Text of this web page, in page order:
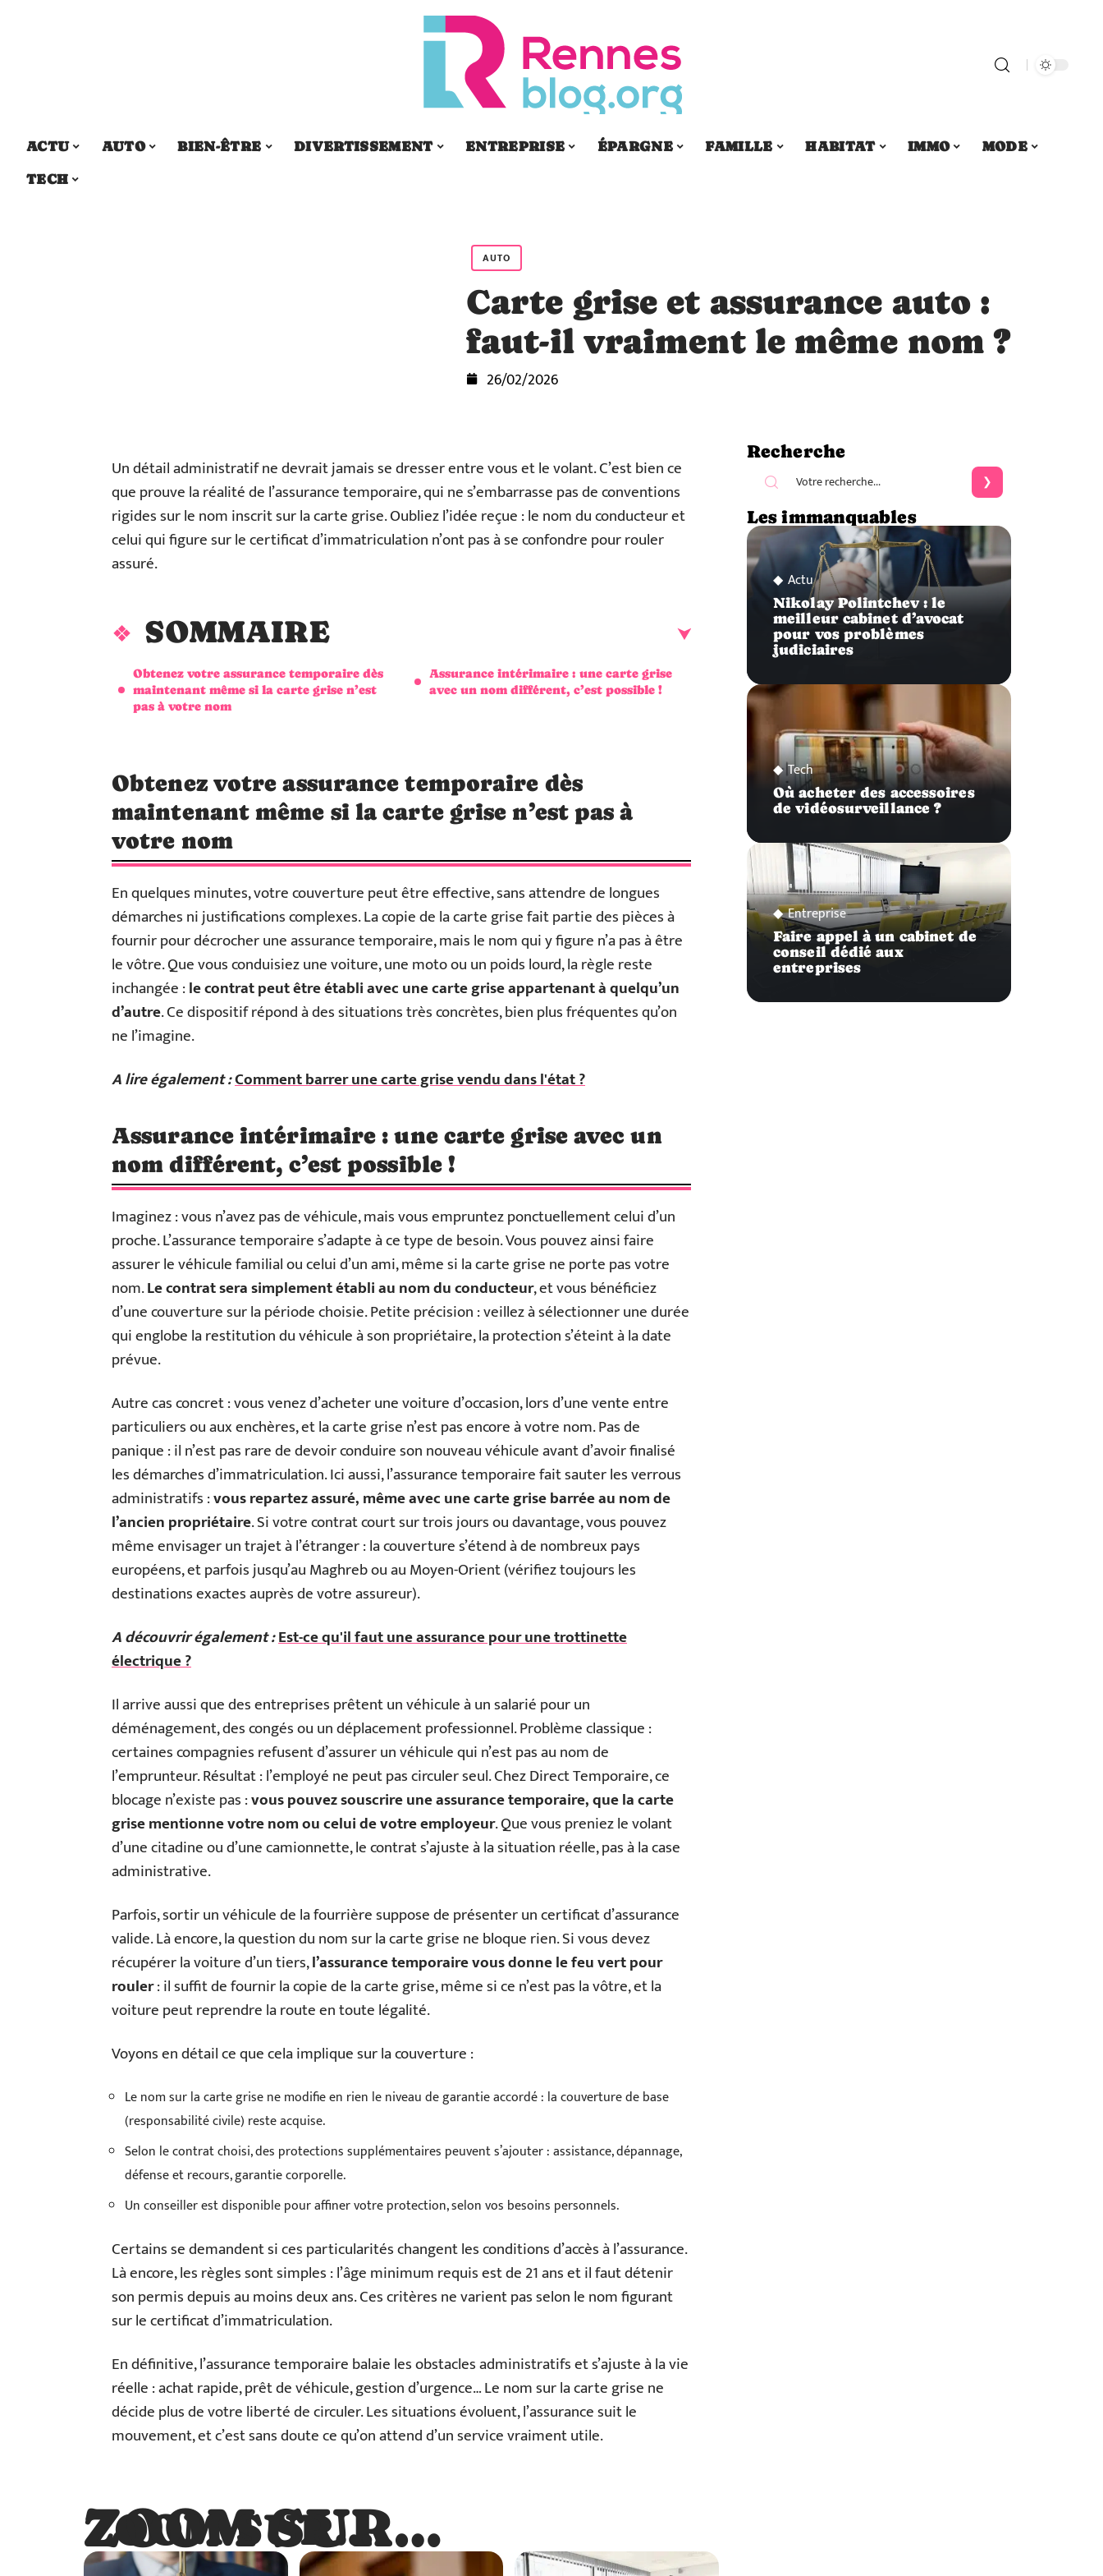
ACTU AUTO BIEN-ÊTRE DIVERTISSEMENT ENTREPRISE ÉPARGNE FAMILLE HABITAT IMMO
MODE
TECH
AUTO
Carte grise et assurance auto :
faut-il vraiment le même nom ?
26/02/2026
Un détail administratif ne devrait jamais se dresser entre vous et le volant. C’est bien ce
que prouve la réalité de l’assurance temporaire, qui ne s’embarrasse pas de conventions
rigides sur le nom inscrit sur la carte grise. Oubliez l’idée reçue : le nom du conducteur et
celui qui figure sur le certificat d’immatriculation n’ont pas à se confondre pour rouler
assuré.
SOMMAIRE
Obtenez votre assurance temporaire dès
maintenant même si la carte grise n’est
pas à votre nom
Assurance intérimaire : une carte grise
avec un nom différent, c’est possible !
Obtenez votre assurance temporaire dès
maintenant même si la carte grise n’est pas à
votre nom
En quelques minutes, votre couverture peut être effective, sans attendre de longues
démarches ni justifications complexes. La copie de la carte grise fait partie des pièces à
fournir pour décrocher une assurance temporaire, mais le nom qui y figure n’a pas à être
le vôtre. Que vous conduisiez une voiture, une moto ou un poids lourd, la règle reste
inchangée :le contrat peut être établi avec une carte grise appartenant à quelqu’un
d’autre. Ce dispositif répond à des situations très concrètes, bien plus fréquentes qu’on
ne l’imagine.
A lire également :Comment barrer une carte grise vendu dans l'état ?
Assurance intérimaire : une carte grise avec un
nom différent, c’est possible !
Imaginez : vous n’avez pas de véhicule, mais vous empruntez ponctuellement celui d’un
proche. L’assurance temporaire s’adapte à ce type de besoin. Vous pouvez ainsi faire
assurer le véhicule familial ou celui d’un ami, même si la carte grise ne porte pas votre
nom.Le contrat sera simplement établi au nom du conducteur, et vous bénéficiez
d’une couverture sur la période choisie. Petite précision : veillez à sélectionner une durée
qui englobe la restitution du véhicule à son propriétaire, la protection s’éteint à la date
prévue.
Autre cas concret : vous venez d’acheter une voiture d’occasion, lors d’une vente entre
particuliers ou aux enchères, et la carte grise n’est pas encore à votre nom. Pas de
panique : il n’est pas rare de devoir conduire son nouveau véhicule avant d’avoir finalisé
les démarches d’immatriculation. Ici aussi, l’assurance temporaire fait sauter les verrous
administratifs :vous repartez assuré, même avec une carte grise barrée au nom de
l’ancien propriétaire. Si votre contrat court sur trois jours ou davantage, vous pouvez
même envisager un trajet à l’étranger : la couverture s’étend à de nombreux pays
européens, et parfois jusqu’au Maghreb ou au Moyen-Orient (vérifiez toujours les
destinations exactes auprès de votre assureur).
A découvrir également :Est-ce qu'il faut une assurance pour une trottinette
électrique ?
Il arrive aussi que des entreprises prêtent un véhicule à un salarié pour un
déménagement, des congés ou un déplacement professionnel. Problème classique :
certaines compagnies refusent d’assurer un véhicule qui n’est pas au nom de
l’emprunteur. Résultat : l’employé ne peut pas circuler seul. Chez Direct Temporaire, ce
blocage n’existe pas :vous pouvez souscrire une assurance temporaire, que la carte
grise mentionne votre nom ou celui de votre employeur. Que vous preniez le volant
d’une citadine ou d’une camionnette, le contrat s’ajuste à la situation réelle, pas à la case
administrative.
Parfois, sortir un véhicule de la fourrière suppose de présenter un certificat d’assurance
valide. Là encore, la question du nom sur la carte grise ne bloque rien. Si vous devez
récupérer la voiture d’un tiers,l’assurance temporaire vous donne le feu vert pour
rouler: il suffit de fournir la copie de la carte grise, même si ce n’est pas la vôtre, et la
voiture peut reprendre la route en toute légalité.
Voyons en détail ce que cela implique sur la couverture :
Le nom sur la carte grise ne modifie en rien le niveau de garantie accordé : la couverture de base
(responsabilité civile) reste acquise.
Selon le contrat choisi, des protections supplémentaires peuvent s’ajouter : assistance, dépannage,
défense et recours, garantie corporelle.
Un conseiller est disponible pour affiner votre protection, selon vos besoins personnels.
Certains se demandent si ces particularités changent les conditions d’accès à l’assurance.
Là encore, les règles sont simples : l’âge minimum requis est de 21 ans et il faut détenir
son permis depuis au moins deux ans. Ces critères ne varient pas selon le nom figurant
sur le certificat d’immatriculation.
En définitive, l’assurance temporaire balaie les obstacles administratifs et s’ajuste à la vie
réelle : achat rapide, prêt de véhicule, gestion d’urgence… Le nom sur la carte grise ne
décide plus de votre liberté de circuler. Les situations évoluent, l’assurance suit le
mouvement, et c’est sans doute ce qu’on attend d’un service vraiment utile.
ZOOM SUR…
ZOOM SUR…
Recherche
Les immanquables
Actu
Nikolay Polintchev : le
meilleur cabinet d’avocat
pour vos problèmes
judiciaires
Tech
Où acheter des accessoires
de vidéosurveillance ?
Entreprise
Faire appel à un cabinet de
conseil dédié aux
entreprises